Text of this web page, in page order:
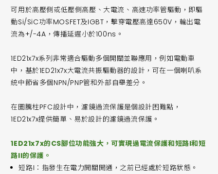
可用於高壓側或低壓側高壓、大電流、高速功率管驅動，即驅
動Si/SiC功率MOSFET及IGBT，擊穿電壓高達650V，輸出電
流為+/-4A，傳播延遲小於100ns。
1ED21x7x系列非常適合驅動多個開關並聯應用，例如電動車
中，基於1ED21x7x大電流共振驅動器的設計，可在一個喇叭系
統中節省多個NPN/PNP管和外部自舉差分。
在圖騰柱PFC設計中，濾鏡過流保護是個設計困難點，
1ED21x7x提供簡單、易於設計的濾鏡過流保護。
1ED21x7x的CS腳位功能強大，可實現過電流保護和短路I和短
路II的保護。
短路I：指發生在電力開關開通，之前已經處於短路狀態。